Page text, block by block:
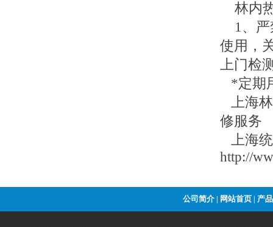
林内
1、严
使用，
上门检
*定期
上海
修服务
上海
http://
公司简介| 网站首页 产